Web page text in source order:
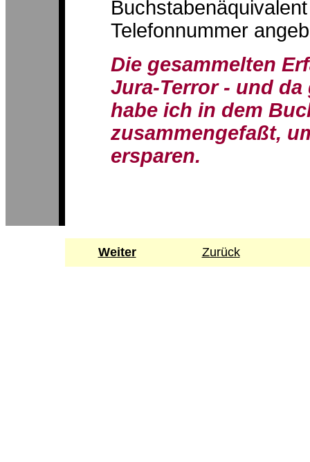
Telefonnummer
Die gesammelten
Jura-Terror - und
habe ich in dem
zusammengefaßt,
ersparen.
Weiter Zurück